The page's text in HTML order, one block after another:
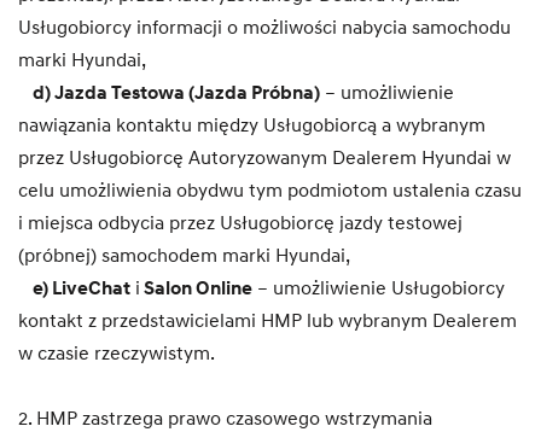
Usługobiorcy informacji o możliwości nabycia samochodu
marki Hyundai,
d) Jazda Testowa (Jazda Próbna) – umożliwienie
nawiązania kontaktu między Usługobiorcą a wybranym
przez Usługobiorcę Autoryzowanym Dealerem Hyundai w
celu umożliwienia obydwu tym podmiotom ustalenia czasu
i miejsca odbycia przez Usługobiorcę jazdy testowej
(próbnej) samochodem marki Hyundai,
e) LiveChat i Salon Online – umożliwienie Usługobiorcy
kontakt z przedstawicielami HMP lub wybranym Dealerem
w czasie rzeczywistym.
2. HMP zastrzega prawo czasowego wstrzymania